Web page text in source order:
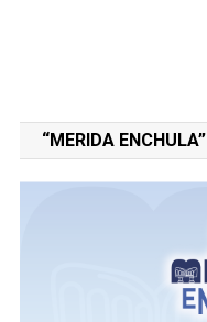
“MERIDA ENCHULA”